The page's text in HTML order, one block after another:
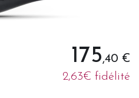
175,40 €
2,63€ fidélité